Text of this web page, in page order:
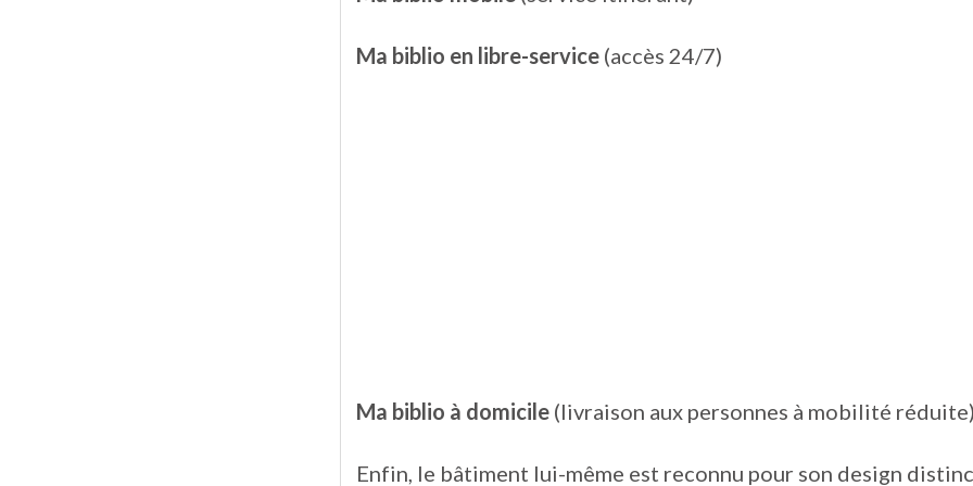
Ma biblio en libre-service(accès 24/7)
Ma biblio à domicile(livraison aux personnes à mobilité réduite)
Enfin, le bâtiment lui-même est reconnu pour son design